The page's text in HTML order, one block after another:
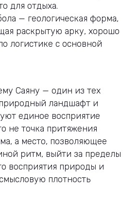
для отдыха.
— геологическая форма,
раскрытую арку, хорошо
логистике с основной
Саяну — один из тех
ландшафт и
единое восприятие
не точка притяжения
а место, позволяющее
ритм, выйти за пределы
восприятия природы и
плотность